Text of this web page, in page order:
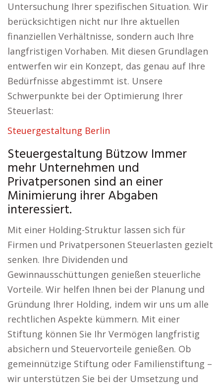
Untersuchung Ihrer spezifischen Situation. Wir
berücksichtigen nicht nur Ihre aktuellen
finanziellen Verhältnisse, sondern auch Ihre
langfristigen Vorhaben. Mit diesen Grundlagen
entwerfen wir ein Konzept, das genau auf Ihre
Bedürfnisse abgestimmt ist. Unsere
Schwerpunkte bei der Optimierung Ihrer
Steuerlast:
Steuergestaltung Berlin
Steuergestaltung Bützow Immer
mehr Unternehmen und
Privatpersonen sind an einer
Minimierung ihrer Abgaben
interessiert.
Mit einer Holding-Struktur lassen sich für
Firmen und Privatpersonen Steuerlasten gezielt
senken. Ihre Dividenden und
Gewinnausschüttungen genießen steuerliche
Vorteile. Wir helfen Ihnen bei der Planung und
Gründung Ihrer Holding, indem wir uns um alle
rechtlichen Aspekte kümmern. Mit einer
Stiftung können Sie Ihr Vermögen langfristig
absichern und Steuervorteile genießen. Ob
gemeinnützige Stiftung oder Familienstiftung –
wir unterstützen Sie bei der Umsetzung und